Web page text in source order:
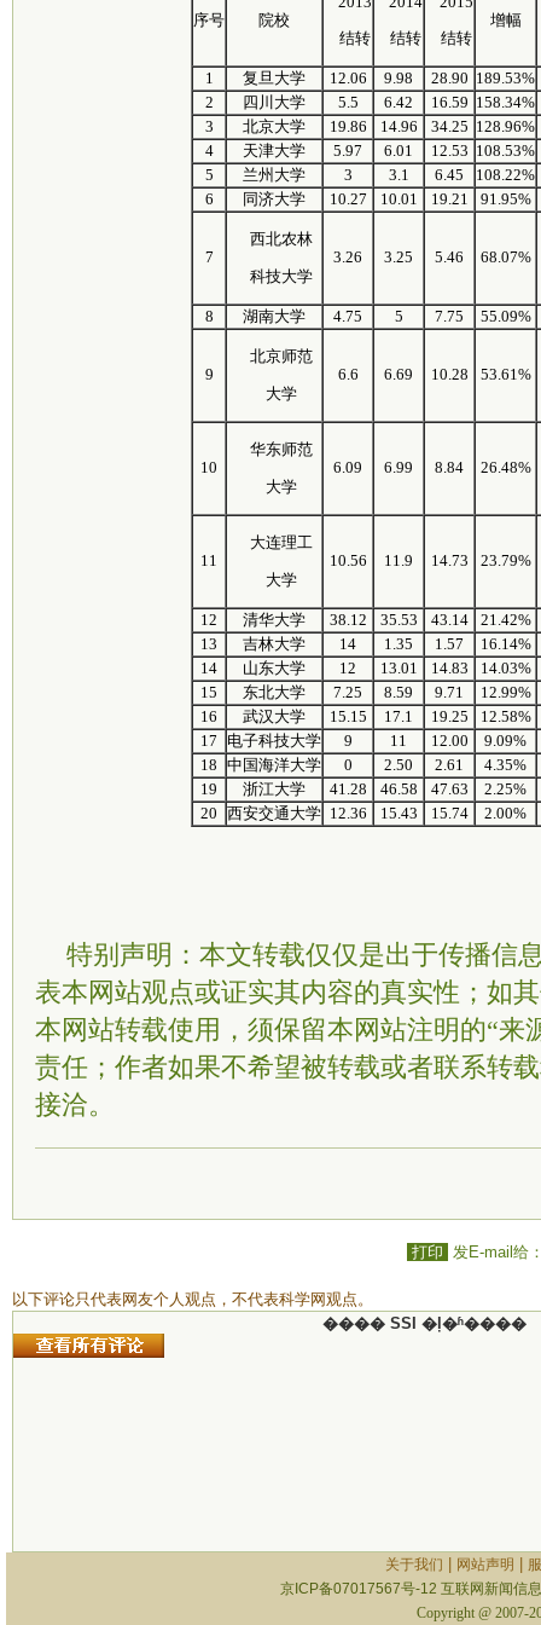
序号 院校
结转
结转
结转
增幅
1 复旦大学 12.06 9.98 28.90 189.53%
2
四川大学 5.5 6.42 16.59 158.34%
3
北京大学 19.86 14.96 34.25 128.96%
4
天津大学 5.97 6.01 12.53 108.53%
5
兰州大学 3 3.1 6.45
108.22%
6
同济大学 10.27 10.01 19.21 91.95%
7
西北农林
科技大学
3.26 3.25 5.46 68.07%
8 湖南大学 4.75 5 7.75 55.09%
9
北京师范
大学
6.6 6.69 10.28 53.61%
10
华东师范
大学
6.09 6.99 8.84 26.48%
11
大连理工
大学
10.56 11.9 14.73 23.79%
12 清华大学 38.12 35.53 43.14
21.42%
13
吉林大学 14 1.35 1.57
16.14%
14
山东大学 12 13.01 14.83
14.03%
15
东北大学 7.25 8.59 9.71
12.99%
16
武汉大学 15.15 17.1 19.25
12.58%
17
电子科技大学 9 11 12.00
9.09%
18 中国海洋大学 0 2.50 2.61
4.35%
19
浙江大学 41.28 46.58 47.63
2.25%
20 西安交通大学 12.36 15.43 15.74 2.00%
特别声明：本文转载仅仅是出于传播信
表本网站观点或证实其内容的真实性；如
本网站转载使用，须保留本网站注明的“来
责任；作者如果不希望被转载或者联系转
接洽。
打印 发E-mail给
以下评论只代表网友个人观点，不代表科学网观点。
���� SSI �ļ�ʱ����
关于我们 网站声明
京ICP备07017567号-12 互联网新闻信
Copyright @ 2007-